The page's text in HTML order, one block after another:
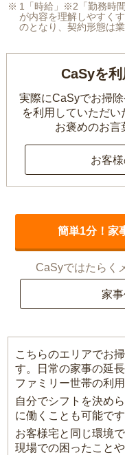
1「時給」※2「勤務時
が内容を理解しやすく
のとなり、契約形態は
CaSyを
実際にCaSyでお掃
を利用していただい
お褒めのお言
お客
簡単1分！家
CaSyではたらく
家
こちらのエリアでお
す。日常の家事の延
ファミリー世帯の利
自分でシフトを決め
に働くことも可能です
お客様宅と同じ環境
現場での困ったこと